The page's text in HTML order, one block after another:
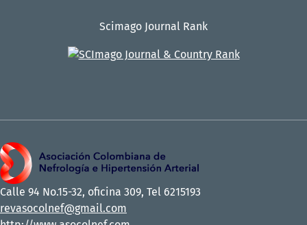
Scimago Journal Rank
Calle 94 No.15-32, oficina 309, Tel 6215193
revasocolnef@gmail.com